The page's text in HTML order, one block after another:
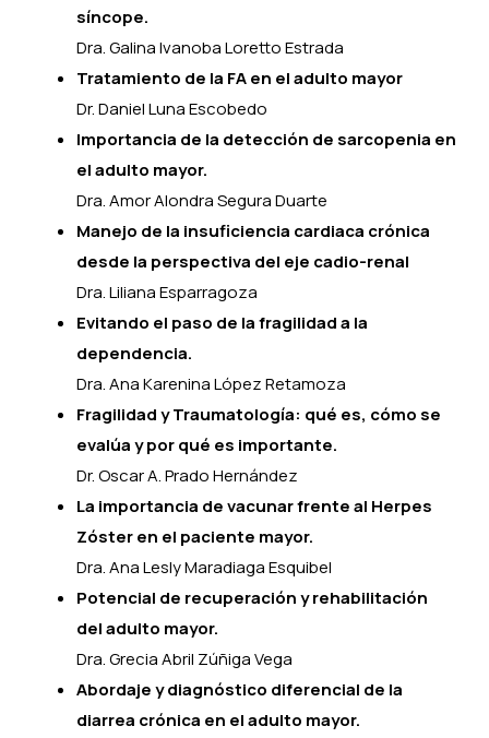
síncope.
Dra. Galina Ivanoba Loretto Estrada
Tratamiento de la FA en el adulto mayor
Dr. Daniel Luna Escobedo
Importancia de la detección de sarcopenia en
el adulto mayor.
Dra. Amor Alondra Segura Duarte
Manejo de la insuficiencia cardiaca crónica
desde la perspectiva del eje cadio-renal
Dra. Liliana Esparragoza
Evitando el paso de la fragilidad a la
dependencia.
Dra. Ana Karenina López Retamoza
Fragilidad y Traumatología: qué es, cómo se
evalúa y por qué es importante.
Dr. Oscar A. Prado Hernández
La importancia de vacunar frente al Herpes
Zóster en el paciente mayor.
Dra. Ana Lesly Maradiaga Esquibel
Potencial de recuperación y rehabilitación
del adulto mayor.
Dra. Grecia Abril Zúñiga Vega
Abordaje y diagnóstico diferencial de la
diarrea crónica en el adulto mayor.